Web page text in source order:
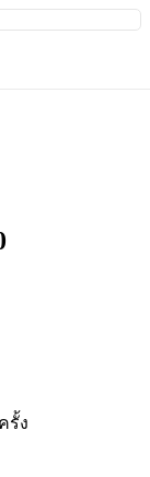
รั้ง